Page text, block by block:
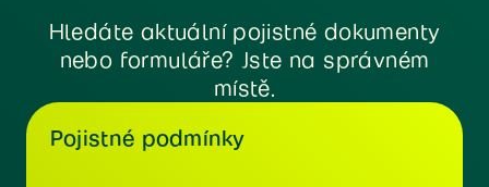
Hledáte aktuální pojistné dokumenty
nebo formuláře? Jste na správném
místě.
Pojistné podmínky